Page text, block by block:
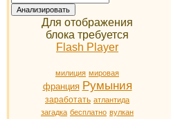
Для отображения
блока требуется
Flash Player
милиция мировая
франция Румыния
заработать атлантида
загадка бесплатно вулкан